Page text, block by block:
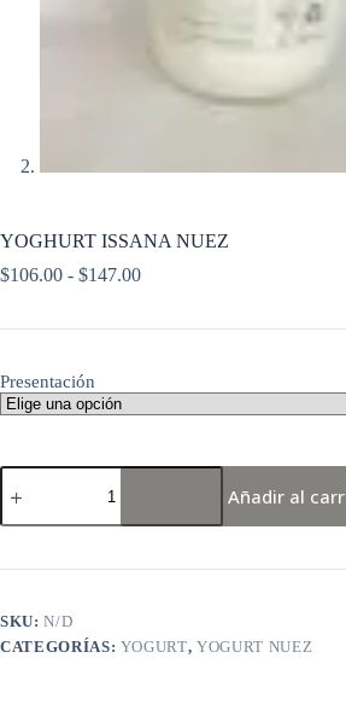
YOGHURT ISSANA NUEZ
$106.00 - $147.00
Presentación
Añadir al
SKU:N/D
CATEGORÍAS: YOGURT,YOGURT NUEZ